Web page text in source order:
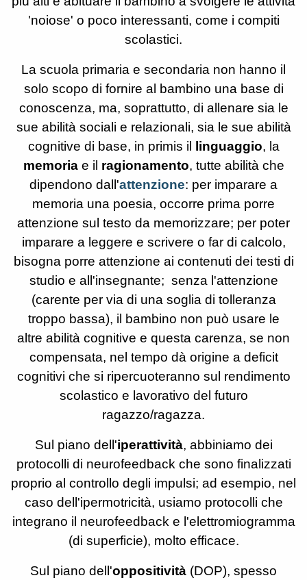
'noiose' o poco interessanti, come i compiti
scolastici.
La scuola primaria e secondaria non hanno il
solo scopo di fornire al bambino una base di
conoscenza, ma, soprattutto, di allenare sia le
sue abilità sociali e relazionali, sia le sue abilità
cognitive di base, in primis il linguaggio, la
memoriae il ragionamento, tutte abilità che
dipendono dall'attenzione: per imparare a
memoria una poesia, occorre prima porre
attenzione sul testo da memorizzare; per poter
imparare a leggere e scrivere o far di calcolo,
bisogna porre attenzione ai contenuti dei testi di
studio e all'insegnante; senza l'attenzione
(carente per via di una soglia di tolleranza
troppo bassa), il bambino non può usare le
altre abilità cognitive e questa carenza, se non
compensata, nel tempo dà origine a deficit
cognitivi che si ripercuoteranno sul rendimento
scolastico e lavorativo del futuro
ragazzo/ragazza.
Sul piano dell'iperattività, abbiniamo dei
protocolli di neurofeedback che sono finalizzati
proprio al controllo degli impulsi; ad esempio, nel
caso dell'ipermotricità, usiamo protocolli che
integrano il neurofeedback e l'elettromiogramma
(di superficie), molto efficace.
Sul piano dell'oppositività (DOP), spesso